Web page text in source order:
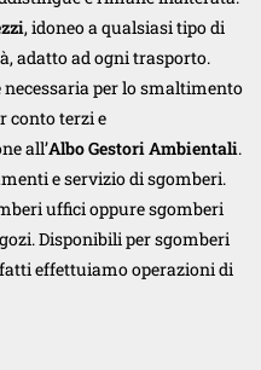
, idoneo a qualsiasi tipo di
adatto ad ogni trasporto.
per lo smaltimento
conto terzi e
all’Albo Gestori Ambientali.
e servizio di sgomberi.
uffici oppure sgomberi
Disponibili per sgomberi
effettuiamo operazioni di